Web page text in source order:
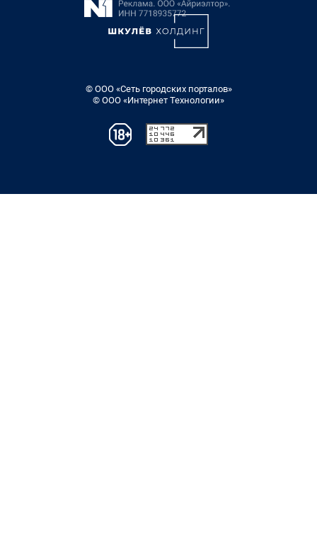
© ООО «Сеть городских порталов»
© ООО «Интернет Технологии»